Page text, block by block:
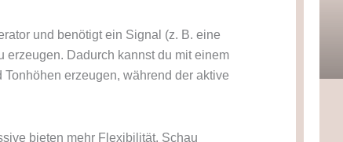
und benötigt ein Signal (z. B. eine
erzeugen. Dadurch kannst du mit einem
erzeugen, während der aktive
bieten mehr Flexibilität. Schau